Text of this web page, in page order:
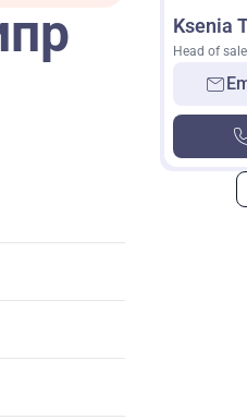
Ksenia
Head of